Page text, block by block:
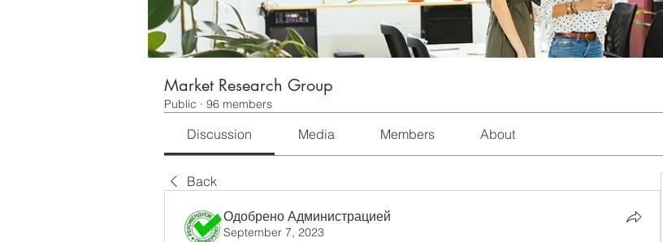
Market Research Group
Public · 96 members
Discussion Media Members About
Back
Одобрено Администрацией
September 7, 2023